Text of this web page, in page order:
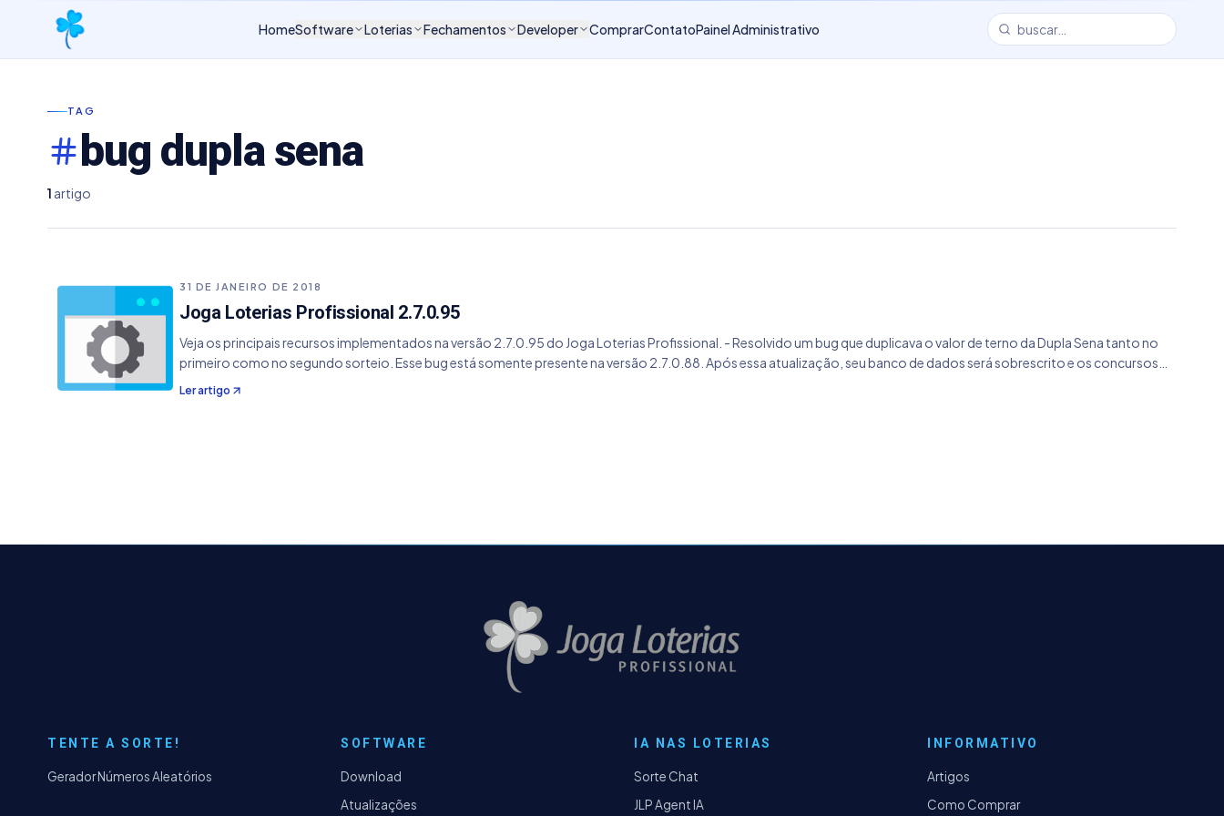
HomeSoftware Loterias Fechamentos Developer ComprarContatoPainel Administrativo
TAG
bug dupla sena
1 artigo
31 DE JANEIRO DE 2018
Joga Loterias Profissional 2.7.0.95
Veja os principais recursos implementados na versão 2.7.0.95 do Joga Loterias Profissional. - Resolvido um bug que duplicava o valor de terno da Dupla Sena tanto no
primeiro como no segundo sorteio. Esse bug está somente presente na versão 2.7.0.88. Após essa atualização, seu banco de dados será sobrescrito e os concursos
estarão atualizados até o dia 31/01/2018. Logo após essa atualização, atualize novamente sua base de dados para verificar a existência de novos sorteios posterior a
essa data.
Ler artigo
TENTE A SORTE!
Gerador Números Aleatórios
SOFTWARE
Download
Atualizações
IA NAS LOTERIAS
Sorte Chat
JLP Agent IA
INFORMATIVO
Artigos
Como Comprar